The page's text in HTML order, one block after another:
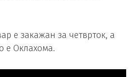
е закажан за четврток, а
е Оклахома.